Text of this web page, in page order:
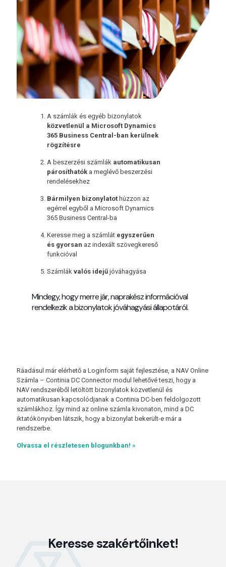
A számlák és egyéb bizonylatok
közvetlenül a Microsoft Dynamics
365 Business Central-ban kerülnek
rögzítésre
A beszerzési számlák automatikusan
párosíthatók a meglévő beszerzési
rendelésekhez
Bármilyen bizonylatot húzzon az
egérrel egyből a Microsoft Dynamics
365 Business Central-ba
Keresse meg a számlát egyszerűen
és gyorsan az indexált szövegkereső
funkcióval
Számlák valós idejű jóváhagyása
Mindegy, hogy merre jár, naprakész információval
rendelkezik a bizonylatok jóváhagyási állapotáról.
Ráadásul már elérhető a Loginform saját fejlesztése, a NAV Online
Számla – Continia DC Connector modul lehetővé teszi, hogy a
NAV rendszeréből letöltött bizonylatok közvetlenül és
automatikusan kapcsolódjanak a Continia DC-ben feldolgozott
számlákhoz. Így mind az online számla kivonaton, mind a DC
iktatókönyvben látszik, hogy a bizonylat bekerült-e már a
rendszerbe.
Olvassa el részletesen blogunkban! »
Keresse szakértőinket!